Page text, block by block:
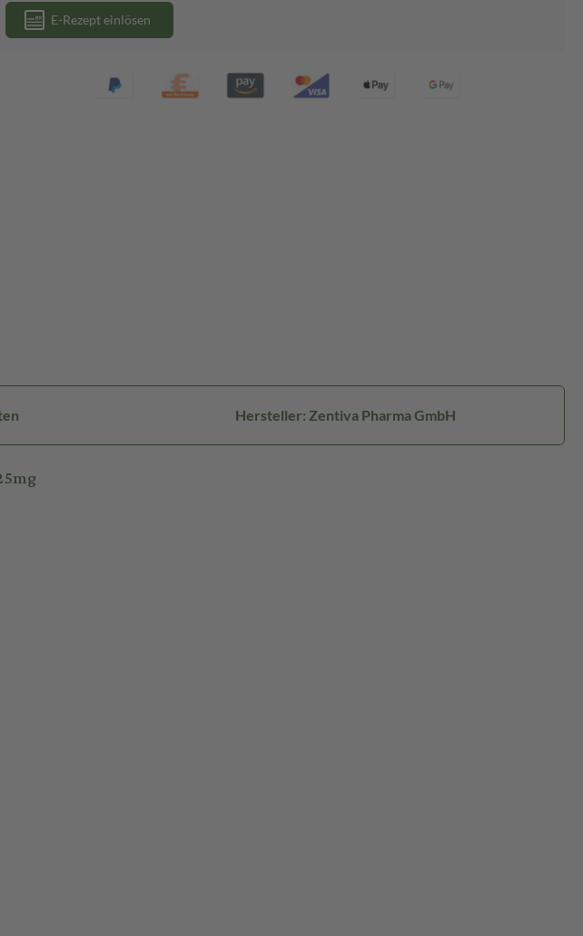
E-Rezept einlösen
Hersteller: Zentiva Pharma GmbH